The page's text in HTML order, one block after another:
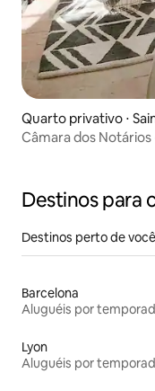
Quarto privativo ⋅
Câmara dos Notários
Destinos para
Destinos perto de você
Barcelona
Aluguéis por
Lyon
Aluguéis por